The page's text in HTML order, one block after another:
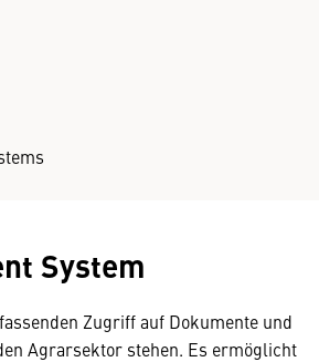
System
Zugriff auf Dokumente und
Agrarsektor stehen. Es ermöglicht